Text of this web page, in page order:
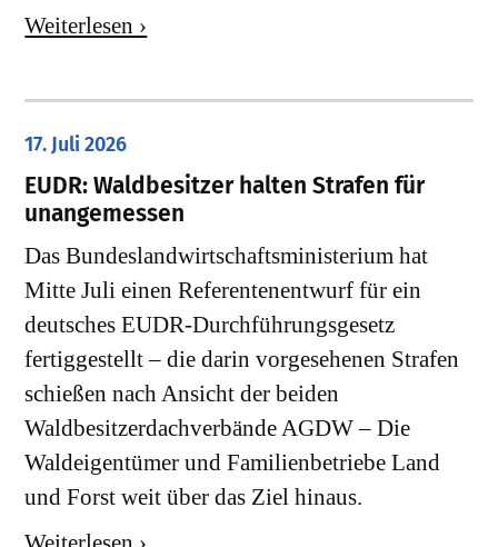
Weiterlesen ›
17. Juli 2026
EUDR: Waldbesitzer halten Strafen für
unangemessen
Das Bundeslandwirtschaftsministerium hat
Mitte Juli einen Referentenentwurf für ein
deutsches EUDR-Durchführungsgesetz
fertiggestellt – die darin vorgesehenen Strafen
schießen nach Ansicht der beiden
Waldbesitzerdachverbände AGDW – Die
Waldeigentümer und Familienbetriebe Land
und Forst weit über das Ziel hinaus.